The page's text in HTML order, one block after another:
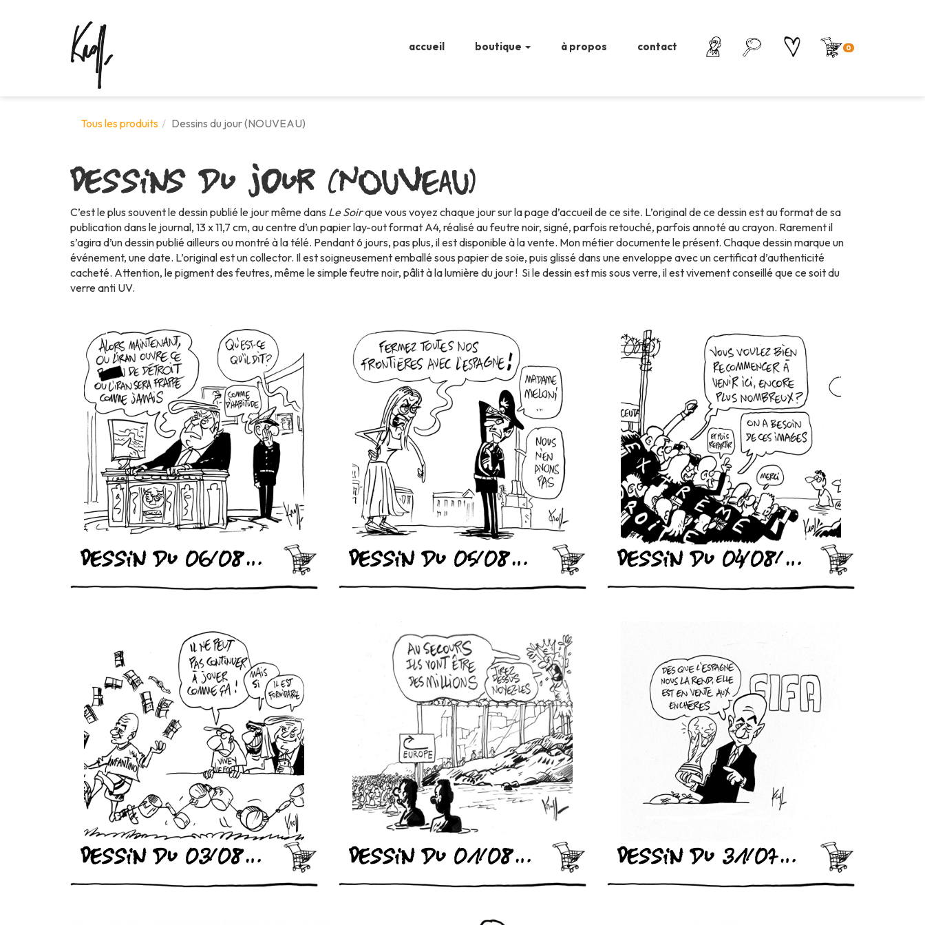
0
accueil boutique à propos contact
Tous les produits Dessins du jour (NOUVEAU)
Dessins du jour (NOUVEAU)
C’est le plus souvent le dessin publié le jour même dans Le Soirque vous voyez chaque jour sur la page d’accueil de ce site. L’original de ce dessin est au format de sa
publication dans le journal, 13 x 11,7 cm, au centre d’un papier lay-out format A4, réalisé au feutre noir, signé, parfois retouché, parfois annoté au crayon. Rarement il
s’agira d’un dessin publié ailleurs ou montré à la télé. Pendant 6 jours, pas plus, il est disponible à la vente. Mon métier documente le présent. Chaque dessin marque un
événement, une date. L’original est un collector. Il est soigneusement emballé sous papier de soie, puis glissé dans une enveloppe avec un certificat d’authenticité
cacheté. Attention, le pigment des feutres, même le simple feutre noir, pâlit à la lumière du jour ! Si le dessin est mis sous verre, il est vivement conseillé que ce soit du
verre anti UV.
Dessin du 06/08/2026 - (Le Soir) Dessin du 05/08/2026 - (Le Soir) Dessin du 04/08/2026 - (Le Soir)
Dessin du 03/08/2026 - (Le Soir) Dessin du 01/08/2026 - (Le Soir) Dessin du 31/07/2026 - (Le Soir)